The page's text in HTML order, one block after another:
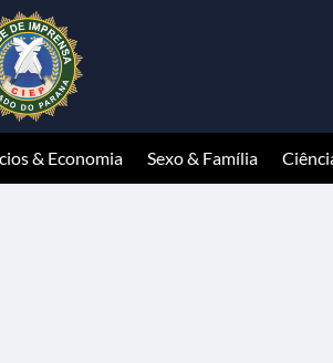
& Economia Sexo & Família